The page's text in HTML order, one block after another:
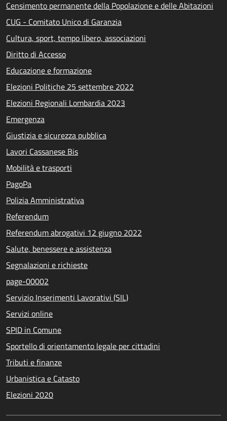
Censimento permanente della Popolazione e delle Abitazioni
CUG - Comitato Unico di Garanzia
Cultura, sport, tempo libero, associazioni
Diritto di Accesso
Educazione e formazione
Elezioni Politiche 25 settembre 2022
Elezioni Regionali Lombardia 2023
Emergenza
Giustizia e sicurezza pubblica
Lavori Cassanese Bis
Mobilità e trasporti
PagoPa
Polizia Amministrativa
Referendum
Referendum abrogativi 12 giugno 2022
Salute, benessere e assistenza
Segnalazioni e richieste
page-00002
Servizio Inserimenti Lavorativi (SIL)
Servizi online
SPID in Comune
Sportello di orientamento legale per cittadini
Tributi e finanze
Urbanistica e Catasto
Elezioni 2020